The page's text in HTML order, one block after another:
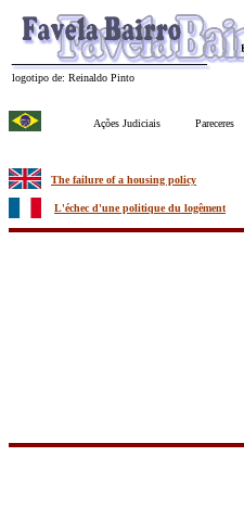
logotipo de: Reinaldo Pinto
Ações Judiciais
Pareceres
The failure of a housing policy
L'échec d'une politique du logêment